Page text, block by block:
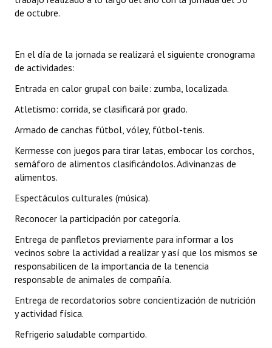
de octubre.
En el día de la jornada se realizará el siguiente cronograma
de actividades:
Entrada en calor grupal con baile: zumba, localizada.
Atletismo: corrida, se clasificará por grado.
Armado de canchas fútbol, vóley, fútbol-tenis.
Kermesse con juegos para tirar latas, embocar los corchos,
semáforo de alimentos clasificándolos. Adivinanzas de
alimentos.
Espectáculos culturales (música).
Reconocer la participación por categoría.
Entrega de panfletos previamente para informar a los
vecinos sobre la actividad a realizar y así que los mismos se
responsabilicen de la importancia de la tenencia
responsable de animales de compañía.
Entrega de recordatorios sobre concientización de nutrición
y actividad física.
Refrigerio saludable compartido.